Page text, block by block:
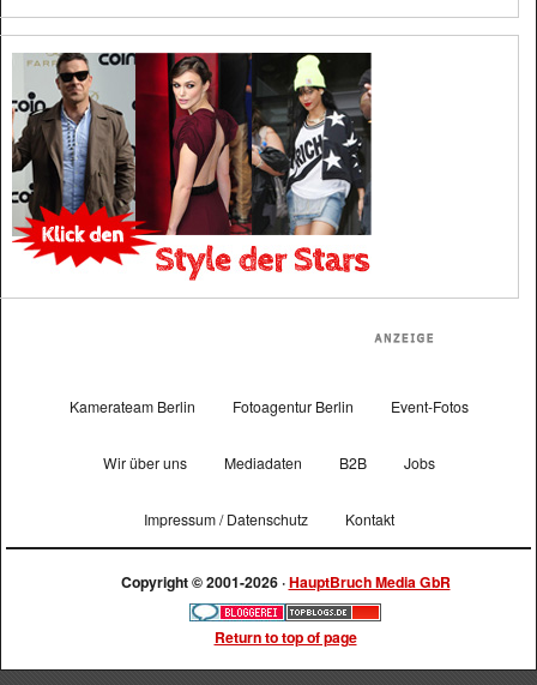
Kamerateam Berlin Fotoagentur Berlin Event-Fotos
Wir über uns Mediadaten B2B Jobs
Impressum / Datenschutz Kontakt
Copyright © 2001-2026 ·HauptBruch Media GbR
Return to top of page